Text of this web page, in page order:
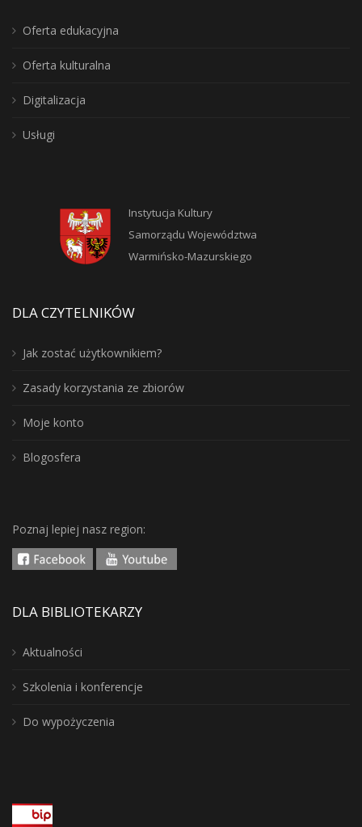
Oferta edukacyjna
Oferta kulturalna
Digitalizacja
Usługi
Instytucja Kultury
Samorządu Województwa
Warmińsko-Mazurskiego
DLA CZYTELNIKÓW
Jak zostać użytkownikiem?
Zasady korzystania ze zbiorów
Moje konto
Blogosfera
Poznaj lepiej nasz region:
DLA BIBLIOTEKARZY
Aktualności
Szkolenia i konferencje
Do wypożyczenia